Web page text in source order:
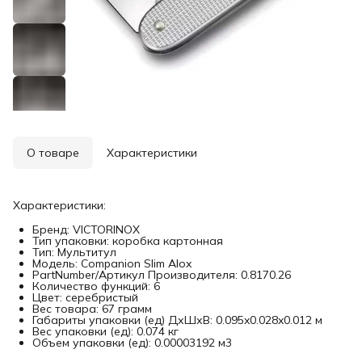
О товаре Характеристики
Характеристики:
Бренд: VICTORINOX
Тип упаковки: коробка картонная
Тип: Мультитул
Модель: Companion Slim Alox
PartNumber/Артикул Производителя: 0.8170.26
Количество функций: 6
Цвет: серебристый
Вес товара: 67 грамм
Габариты упаковки (ед) ДхШхВ: 0.095x0.028x0.012 м
Вес упаковки (ед): 0.074 кг
Объем упаковки (ед): 0.00003192 м3